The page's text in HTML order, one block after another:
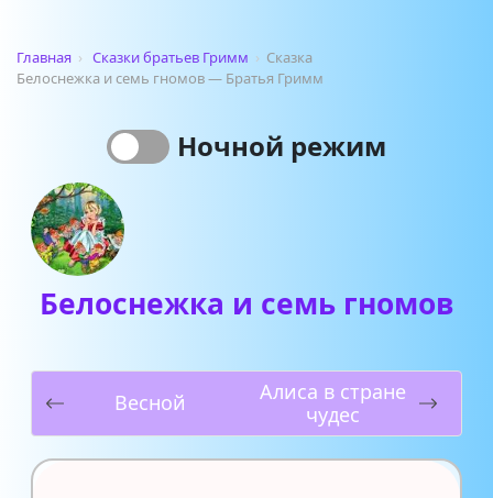
Главная › Сказки братьев Гримм › Сказка
Белоснежка и семь гномов — Братья Гримм
Ночной режим
Белоснежка и семь гномов
Весной
Алиса в стране
чудес